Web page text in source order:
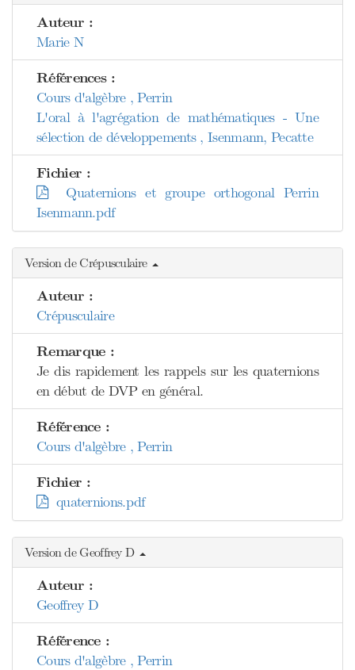
Auteur :
Marie N
Références :
Cours d'algèbre , Perrin
L'oral à l'agrégation de mathématiques - Une
sélection de développements , Isenmann, Pecatte
Fichier :
Quaternions et groupe orthogonal Perrin
Isenmann.pdf
Version de Crépusculaire
Auteur :
Crépusculaire
Remarque :
Je dis rapidement les rappels sur les quaternions
en début de DVP en général.
Référence :
Cours d'algèbre , Perrin
Fichier :
quaternions.pdf
Version de Geoffrey D
Auteur :
Geoffrey D
Référence :
Cours d'algèbre , Perrin